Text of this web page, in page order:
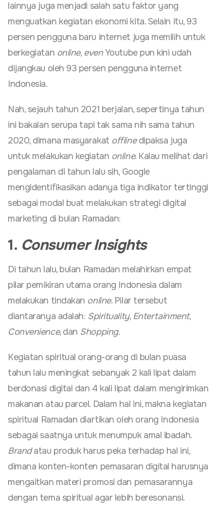
lainnya juga menjadi salah satu faktor yang
menguatkan kegiatan ekonomi kita. Selain itu, 93
persen pengguna baru internet juga memilih untuk
berkegiatan online, evenYoutube pun kini udah
dijangkau oleh 93 persen pengguna internet
Indonesia.
Nah, sejauh tahun 2021 berjalan, sepertinya tahun
ini bakalan serupa tapi tak sama nih sama tahun
2020, dimana masyarakat offlinedipaksa juga
untuk melakukan kegiatan online. Kalau melihat dari
pengalaman di tahun lalu sih, Google
mengidentifikasikan adanya tiga indikator tertinggi
sebagai modal buat melakukan strategi digital
marketing di bulan Ramadan:
1. Consumer Insights
Di tahun lalu, bulan Ramadan melahirkan empat
pilar pemikiran utama orang Indonesia dalam
melakukan tindakan online. Pilar tersebut
diantaranya adalah: Spirituality, Entertainment,
Convenience, dan Shopping.
Kegiatan spiritual orang-orang di bulan puasa
tahun lalu meningkat sebanyak 2 kali lipat dalam
berdonasi digital dan 4 kali lipat dalam mengirimkan
makanan atau parcel. Dalam hal ini, makna kegiatan
spiritual Ramadan diartikan oleh orang Indonesia
sebagai saatnya untuk menumpuk amal ibadah.
Brandatau produk harus peka terhadap hal ini,
dimana konten-konten pemasaran digital harusnya
mengaitkan materi promosi dan pemasarannya
dengan tema spiritual agar lebih beresonansi.